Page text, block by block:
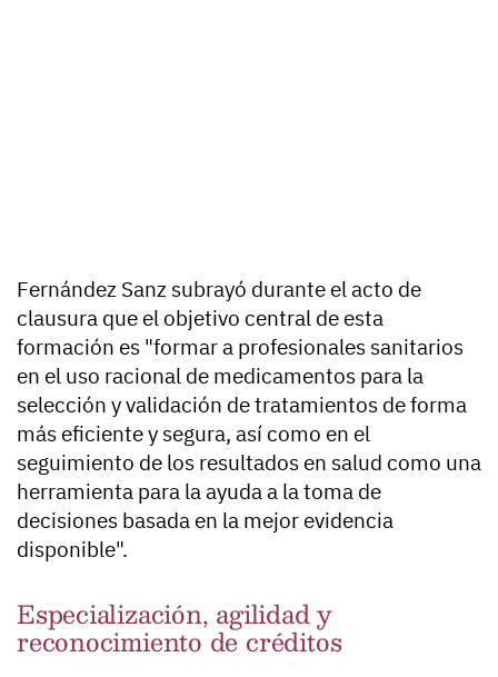
Fernández Sanz subrayó durante el acto de
clausura que el objetivo central de esta
formación es "formar a profesionales sanitarios
en el uso racional de medicamentos para la
selección y validación de tratamientos de forma
más eficiente y segura, así como en el
seguimiento de los resultados en salud como una
herramienta para la ayuda a la toma de
decisiones basada en la mejor evidencia
disponible".
Especialización, agilidad y
reconocimiento de créditos